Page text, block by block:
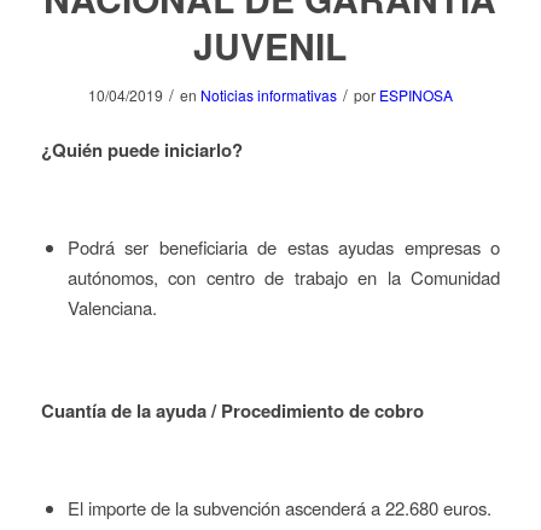
JUVENIL
10/04/2019 / en Noticias informativas / por ESPINOSA
¿Quién puede iniciarlo?
Podrá ser beneficiaria de estas ayudas empresas o
autónomos, con centro de trabajo en la Comunidad
Valenciana.
Cuantía de la ayuda / Procedimiento de cobro
El importe de la subvención ascenderá a 22.680 euros.